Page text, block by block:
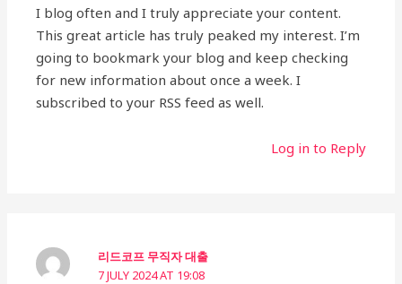
I blog often and I truly appreciate your content.
This great article has truly peaked my interest. I’m
going to bookmark your blog and keep checking
for new information about once a week. I
subscribed to your RSS feed as well.
Log in to Reply
리드코프 무직자 대출
7 JULY 2024 AT 19:08